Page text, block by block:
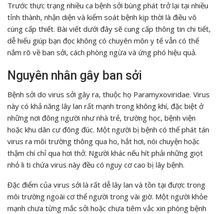
Trước thực trạng nhiều ca bệnh sởi bùng phát trở lại tại nhiều
tỉnh thành, nhận diện và kiểm soát bệnh kịp thời là điều vô
cùng cấp thiết. Bài viết dưới đây sẽ cung cấp thông tin chi tiết,
dễ hiểu giúp bạn đọc không có chuyên môn y tế vẫn có thể
nắm rõ về ban sởi, cách phòng ngừa và ứng phó hiệu quả.
Nguyên nhân gây ban sởi
Bệnh sởi do virus sởi gây ra, thuộc họ Paramyxoviridae. Virus
này có khả năng lây lan rất mạnh trong không khí, đặc biệt ở
những nơi đông người như nhà trẻ, trường học, bệnh viện
hoặc khu dân cư đông đúc. Một người bị bệnh có thể phát tán
virus ra môi trường thông qua ho, hắt hơi, nói chuyện hoặc
thậm chí chỉ qua hơi thở. Người khác nếu hít phải những giọt
nhỏ li ti chứa virus này đều có nguy cơ cao bị lây bệnh.
Đặc điểm của virus sởi là rất dễ lây lan và tồn tại được trong
môi trường ngoài cơ thể người trong vài giờ. Một người khỏe
mạnh chưa từng mắc sởi hoặc chưa tiêm vắc xin phòng bệnh